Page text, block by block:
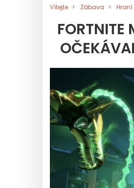
Vítejte Zábava Hraní
FORTNITE